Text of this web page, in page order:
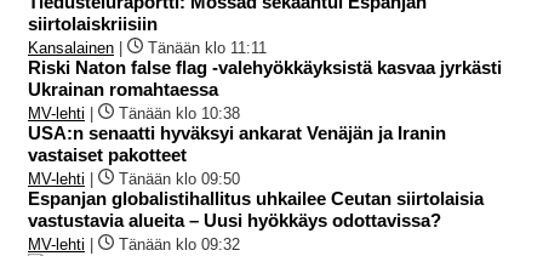
siirtolaiskriisiin
Kansalainen Tänään klo 11:11
Riski Naton false flag -valehyökkäyksistä kasvaa jyrkästi
Ukrainan romahtaessa
MV-lehti Tänään klo 10:38
USA:n senaatti hyväksyi ankarat Venäjän ja Iranin
vastaiset pakotteet
MV-lehti Tänään klo 09:50
Espanjan globalistihallitus uhkailee Ceutan siirtolaisia
vastustavia alueita – Uusi hyökkäys odottavissa?
MV-lehti Tänään klo 09:32